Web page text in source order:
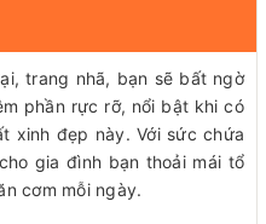
trang nhã, bạn sẽ bất ngờ
phần rực rỡ, nổi bật khi có
xinh đẹp này. Với sức chứa
gia đình bạn thoải mái tổ
cơm mỗi ngày.